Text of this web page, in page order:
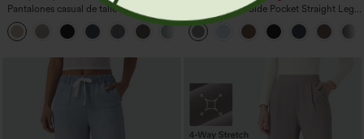
Pantalones casual de talle alto y pierna
recta con tacto de lino y bolsillos
+5
High Waisted Side Pocket Straight Leg
Work Pants